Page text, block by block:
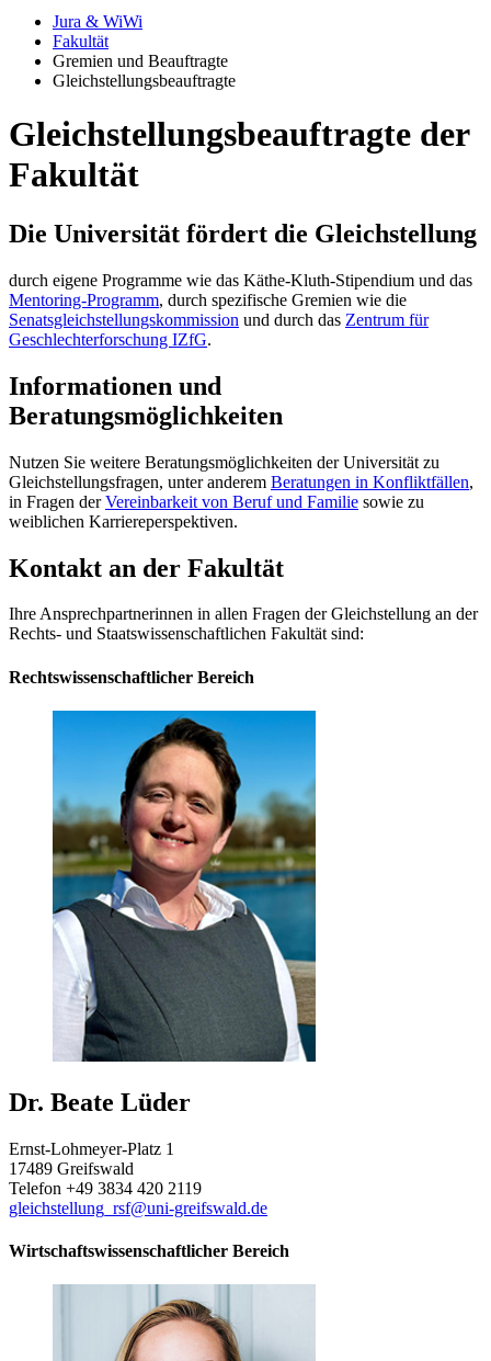
Jura & WiWi
Fakultät
Gremien und Beauftragte
Gleichstellungsbeauftragte
Gleichstellungsbeauftragte der
Fakultät
Die Universität fördert die Gleichstellung
durch eigene Programme wie das Käthe-Kluth-Stipendium und das
Mentoring-Programm, durch spezifische Gremien wie die
Senatsgleichstellungskommission und durch das Zentrum für
Geschlechterforschung IZfG.
Informationen und
Beratungsmöglichkeiten
Nutzen Sie weitere Beratungsmöglichkeiten der Universität zu
Gleichstellungsfragen, unter anderem Beratungen in Konfliktfällen,
in Fragen derVereinbarkeit von Beruf und Familie sowie zu
weiblichen Karriereperspektiven.
Kontakt an der Fakultät
Ihre Ansprechpartnerinnen in allen Fragen der Gleichstellung an der
Rechts- und Staatswissenschaftlichen Fakultät sind:
Rechtswissenschaftlicher Bereich
Dr. Beate Lüder
Ernst-Lohmeyer-Platz 1
17489 Greifswald
Telefon +49 3834 420 2119
gleichstellung_rsf@uni-greifswald.de
Wirtschaftswissenschaftlicher Bereich